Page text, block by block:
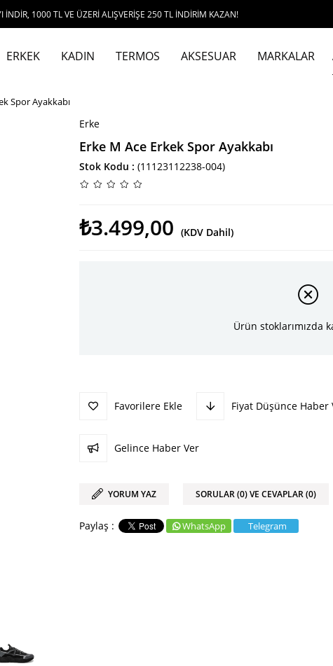
TL VE ÜZERİ ALIŞVERİŞE 250 TL İNDİRİM KAZAN!
ERKEK KADIN TERMOS AKSESUAR MARKALAR
Spor Ayakkabı
Erke
Erke M Ace Erkek Spor Ayakkabı
Stok Kodu (11123112238-004)
₺3.499,00 (KDV Dahil)
Ürün stoklarımızda
Favorilere Ekle Fiyat Düşünce Haber
Gelince Haber Ver
YORUM YAZ SORULAR (0) VE CEVAPLAR (0)
WhatsApp Telegram